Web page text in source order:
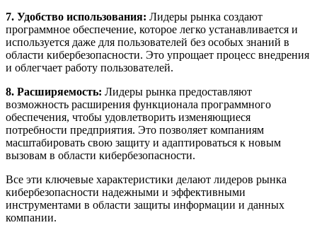
7. Удобство использования: Лидеры рынка создают
программное обеспечение, которое легко устанавливается и
используется даже для пользователей без особых знаний в
области кибербезопасности. Это упрощает процесс внедрения
и облегчает работу пользователей.
8. Расширяемость: Лидеры рынка предоставляют
возможность расширения функционала программного
обеспечения, чтобы удовлетворить изменяющиеся
потребности предприятия. Это позволяет компаниям
масштабировать свою защиту и адаптироваться к новым
вызовам в области кибербезопасности.
Все эти ключевые характеристики делают лидеров рынка
кибербезопасности надежными и эффективными
инструментами в области защиты информации и данных
компании.